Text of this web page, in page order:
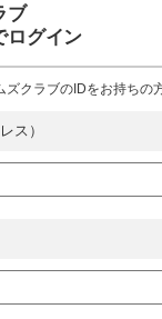
ブ
ログイン
ズクラブのIDをお持ちの
ス）